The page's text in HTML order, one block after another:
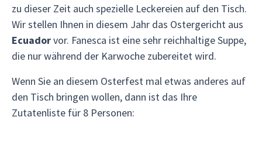
zu dieser Zeit auch spezielle Leckereien auf den Tisch.
Wir stellen Ihnen in diesem Jahr das Ostergericht aus
Ecuadorvor. Fanesca ist eine sehr reichhaltige Suppe,
die nur während der Karwoche zubereitet wird.
Wenn Sie an diesem Osterfest mal etwas anderes auf
den Tisch bringen wollen, dann ist das Ihre
Zutatenliste für 8 Personen: